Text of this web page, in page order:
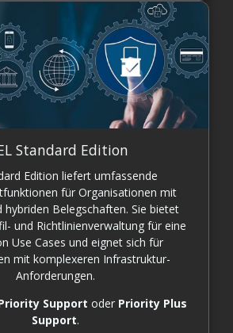
Standard Edition
Edition liefert umfassende
für Organisationen mit
hybriden Belegschaften. Sie bietet
und Richtlinienverwaltung für eine
Use Cases und eignet sich für
mit komplexeren Infrastruktur-
Anforderungen.
Support oder Priority Plus
Support.